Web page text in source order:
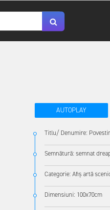
AUTOPLAY
Titlu/ Denumire:
Semnătură: semnat
Categorie: Afiș artă
Dimensiuni: 100x70cm